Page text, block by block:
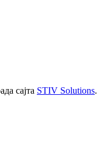
сајта STIV Solutions.